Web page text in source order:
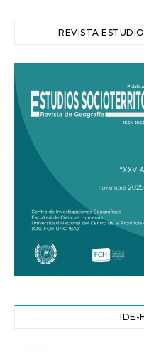
REVISTA
IDE-